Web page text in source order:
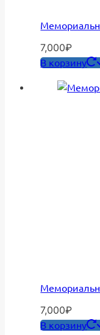
7,000₽
В корзину
7,000₽
В корзину